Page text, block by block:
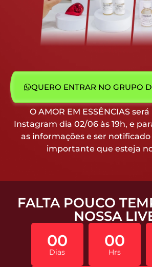
QUERO ENTRAR NO GRUPO
O AMOR EM ESSÊNCIAS
Instagram dia 02/06 às 19h, e
as informações e ser
importante que esteja
FALTA POUCO
NOSSA
00
Dias
00
Hrs